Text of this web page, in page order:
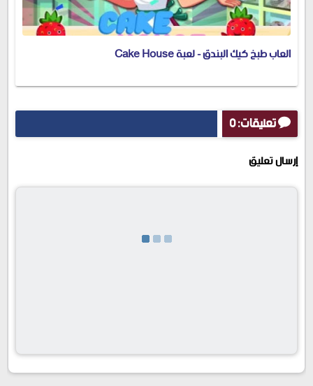
العاب طبخ كيك البندق - لعبة Cake House
تعليقات: 0
إرسال تعليق